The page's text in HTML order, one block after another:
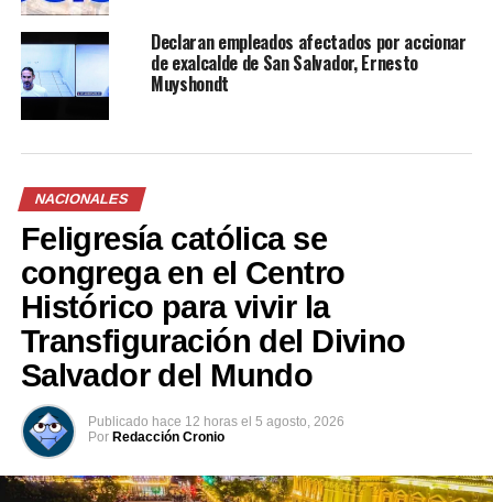
Comparte esto:
Me gusta esto:
Relacionado
Declaran empleados afectados por accionar
de exalcalde de San Salvador, Ernesto
Muyshondt
NACIONALES
Feligresía católica se
congrega en el Centro
Histórico para vivir la
Transfiguración del Divino
Salvador del Mundo
Publicado hace 12 horas el 5 agosto, 2026
Por Redacción Cronio